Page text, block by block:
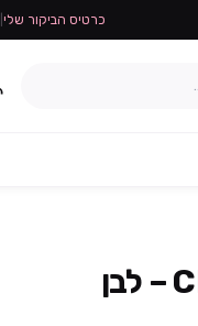
כרטיס הביקור שלי